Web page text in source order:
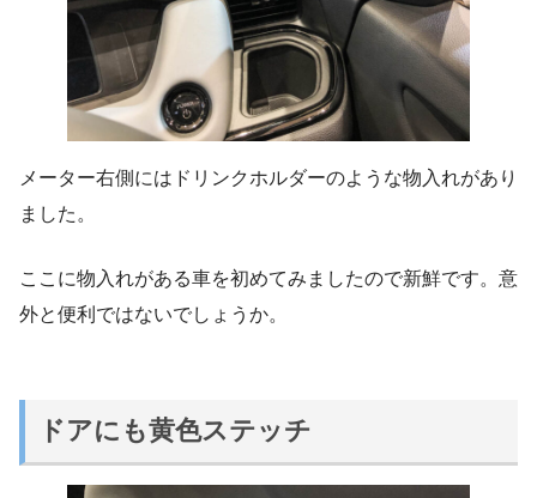
メーター右側にはドリンクホルダーのような物入れがあり
ました。
ここに物入れがある車を初めてみましたので新鮮です。意
外と便利ではないでしょうか。
ドアにも黄色ステッチ